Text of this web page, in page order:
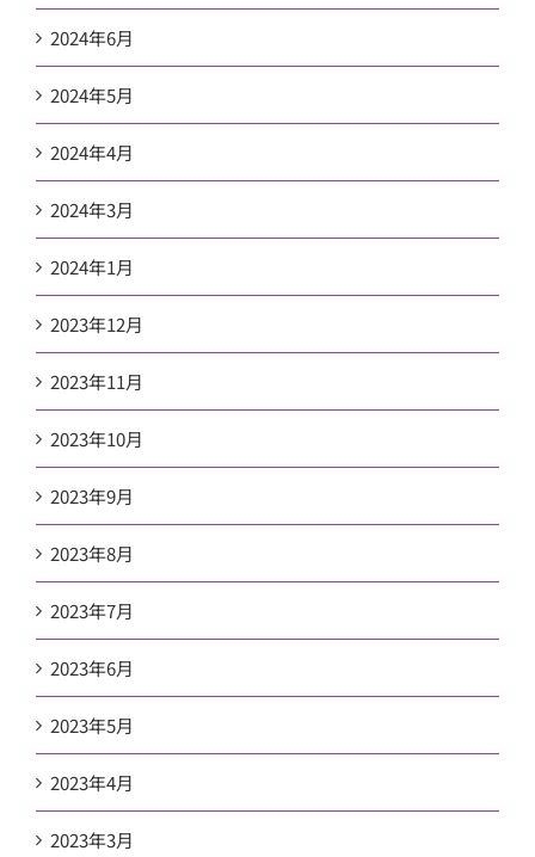
2024年6月
2024年5月
2024年4月
2024年3月
2024年1月
2023年12月
2023年11月
2023年10月
2023年9月
2023年8月
2023年7月
2023年6月
2023年5月
2023年4月
2023年3月